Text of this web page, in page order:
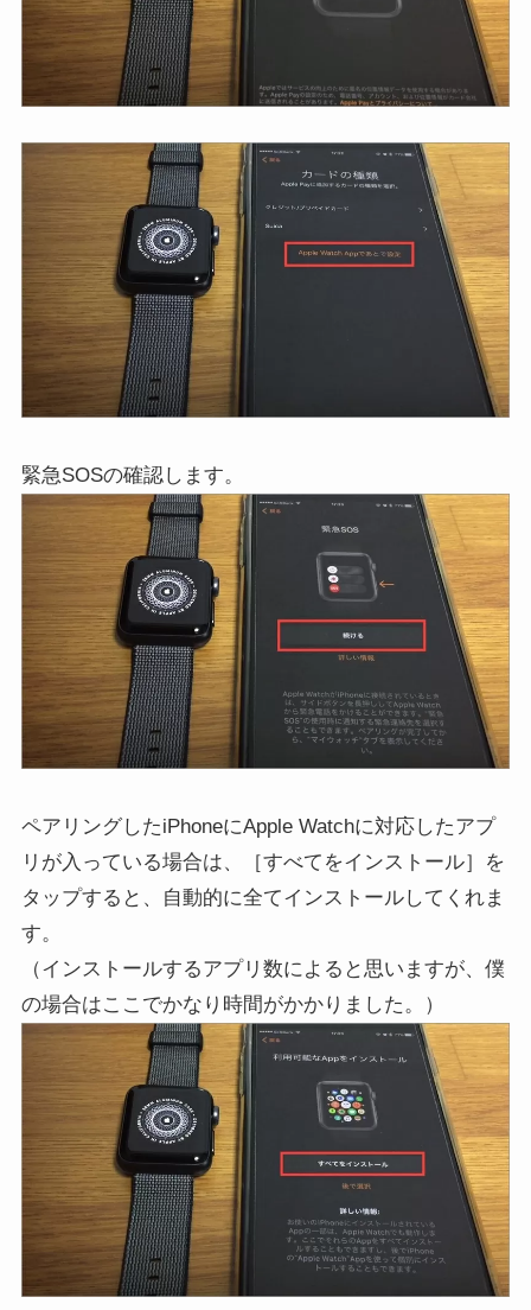
緊急SOSの確認します。
ペアリングしたiPhoneにApple Watchに対応したアプ
リが入っている場合は、［すべてをインストール］を
タップすると、自動的に全てインストールしてくれま
す。
（インストールするアプリ数によると思いますが、僕
の場合はここでかなり時間がかかりました。）